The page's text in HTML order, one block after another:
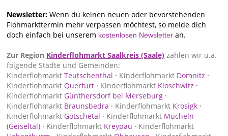
Newsletter: Wenn du keinen neuen oder bevorstehenden
Flohmarkttermin mehr verpassen möchtest, so melde dich
doch einfach bei unserem kostenlosen Newsletter an.
Zur Region Kinderflohmarkt Saalkreis (Saale) zählen wir u.a.
folgende Städte und Gemeinden:
Kinderflohmarkt Teutschenthal · Kinderflohmarkt Domnitz ·
Kinderflohmarkt Querfurt · Kinderflohmarkt Kloschwitz ·
Kinderflohmarkt Günthersdorf bei Merseburg ·
Kinderflohmarkt Braunsbedra · Kinderflohmarkt Krosigk ·
Kinderflohmarkt Götschetal · Kinderflohmarkt Mücheln
(Geiseltal) · Kinderflohmarkt Kreypau · Kinderflohmarkt